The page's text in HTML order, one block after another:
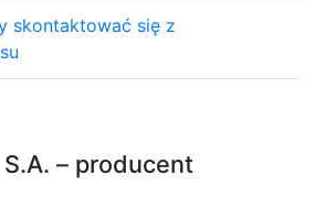
– producent
skontaktować się z